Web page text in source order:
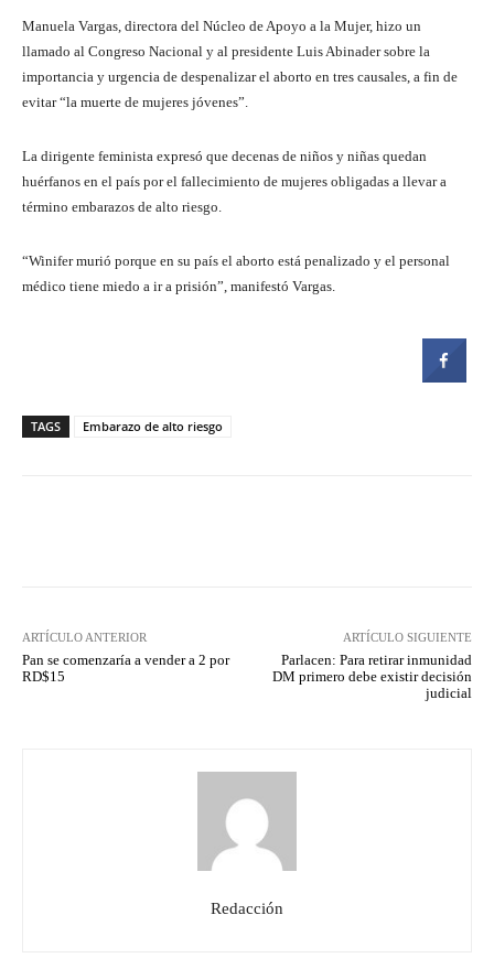
Manuela Vargas, directora del Núcleo de Apoyo a la Mujer, hizo un
llamado al Congreso Nacional y al presidente Luis Abinader sobre la
importancia y urgencia de despenalizar el aborto en tres causales, a fin de
evitar “la muerte de mujeres jóvenes”.
La dirigente feminista expresó que decenas de niños y niñas quedan
huérfanos en el país por el fallecimiento de mujeres obligadas a llevar a
término embarazos de alto riesgo.
“Winifer murió porque en su país el aborto está penalizado y el personal
médico tiene miedo a ir a prisión”, manifestó Vargas.
TAGS Embarazo de alto riesgo
ARTÍCULO ANTERIOR
Pan se comenzaría a vender a 2 por
RD$15
ARTÍCULO SIGUIENTE
Parlacen: Para retirar inmunidad
DM primero debe existir decisión
judicial
Redacción